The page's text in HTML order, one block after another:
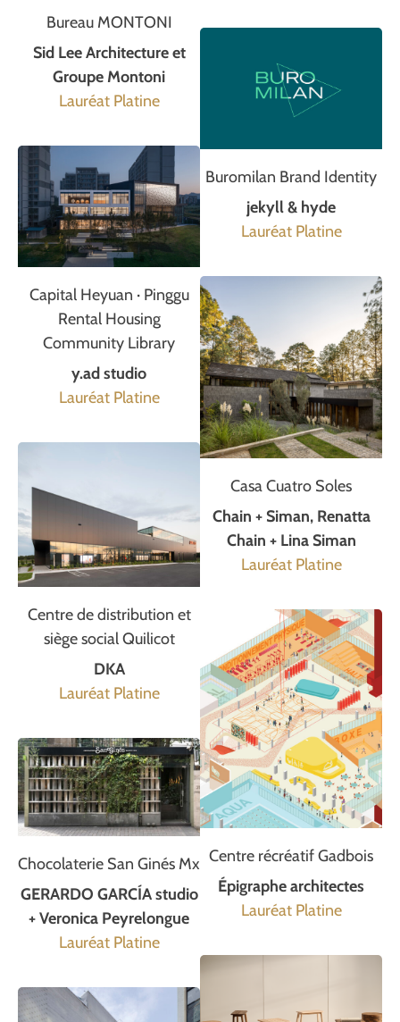
Bureau MONTONI
Sid Lee Architecture et
Groupe Montoni
Lauréat Platine
Capital Heyuan · Pinggu
Rental Housing
Community Library
y.ad studio
Lauréat Platine
Centre de distribution et
siège social Quilicot
DKA
Lauréat Platine
Chocolaterie San Ginés Mx
GERARDO GARCÍA studio
+ Veronica Peyrelongue
Lauréat Platine
Buromilan Brand Identity
jekyll & hyde
Lauréat Platine
Casa Cuatro Soles
Chain + Siman, Renatta
Chain + Lina Siman
Lauréat Platine
Centre récréatif Gadbois
Épigraphe architectes
Lauréat Platine